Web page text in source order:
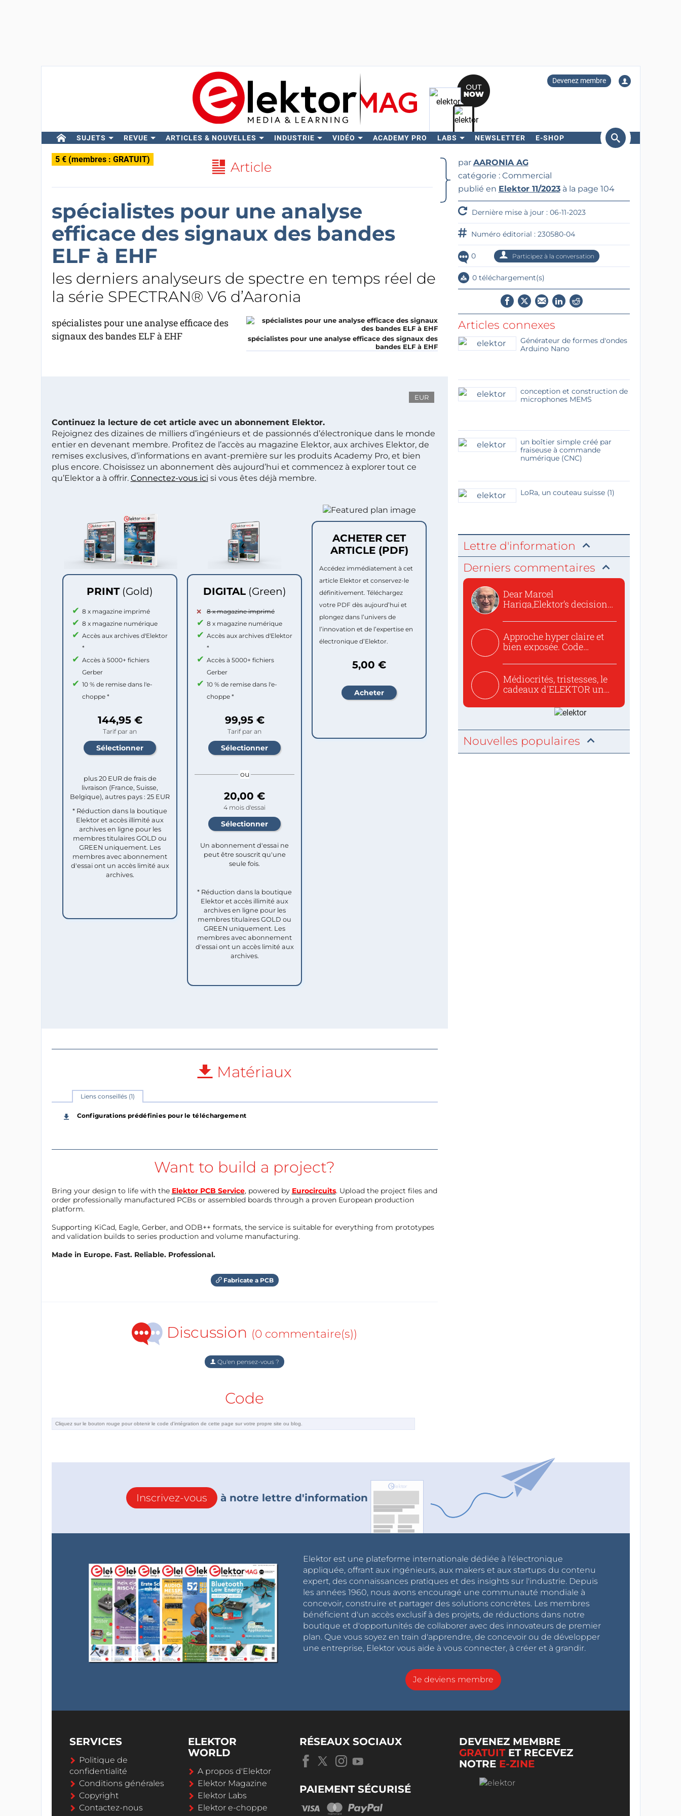
Devenez membre
SUJETS REVUE ARTICLES & NOUVELLES INDUSTRIE VIDÉO ACADEMY PRO LABS NEWSLETTER E-SHOP
Rechercher
5 € (membres : GRATUIT) Article
spécialistes pour une analyse
efficace des signaux des bandes
ELF à EHF
les derniers analyseurs de spectre en temps réel de
la série SPECTRAN® V6 d’Aaronia
spécialistes pour une analyse efficace des signaux des
bandes ELF à EHF
spécialistes pour une analyse efficace des
signaux des bandes ELF à EHF
EUR
Continuez la lecture de cet article avec un abonnement Elektor.
Rejoignez des dizaines de milliers d’ingénieurs et de passionnés d’électronique dans le monde
entier en devenant membre. Profitez de l’accès au magazine Elektor, aux archives Elektor, de
remises exclusives, d’informations en avant-première sur les produits Academy Pro, et bien
plus encore. Choisissez un abonnement dès aujourd’hui et commencez à explorer tout ce
qu’Elektor a à offrir. Connectez-vous ici si vous êtes déjà membre.
PRINT (Gold)
8 x magazine imprimé
8 x magazine numérique
Accès aux archives d'Elektor
*
Accès à 5000+ fichiers
Gerber
10 % de remise dans l'e-
choppe *
144,95 €
Tarif par an
plus 20 EUR de frais de
livraison (France, Suisse,
Belgique), autres pays : 25 EUR
* Réduction dans la boutique
Elektor et accès illimité aux
archives en ligne pour les
membres titulaires GOLD ou
GREEN uniquement. Les
membres avec abonnement
d'essai ont un accès limité aux
archives.
DIGITAL (Green)
8 x magazine imprimé
8 x magazine numérique
Accès aux archives d'Elektor
*
Accès à 5000+ fichiers
Gerber
10 % de remise dans l'e-
choppe *
99,95 €
Tarif par an
ou
20,00 €
4 mois d'essai
Un abonnement d'essai ne
peut être souscrit qu'une
seule fois.​
* Réduction dans la boutique
Elektor et accès illimité aux
archives en ligne pour les
membres titulaires GOLD ou
GREEN uniquement. Les
membres avec abonnement
d'essai ont un accès limité aux
archives.
ACHETER CET
ARTICLE (PDF)
Accédez immédiatement à cet
article Elektor et conservez-le
définitivement. Téléchargez
votre PDF dès aujourd’hui et
plongez dans l’univers de
l’innovation et de l’expertise en
électronique d’Elektor.
5,00 €
Matériaux
Liens conseillés (1)
Configurations prédéfinies pour le téléchargement
Want to build a project?
Bring your design to life with the Elektor PCB Service, powered by Eurocircuits. Upload the project files and
order professionally manufactured PCBs or assembled boards through a proven European production
platform.
Supporting KiCad, Eagle, Gerber, and ODB++ formats, the service is suitable for everything from prototypes
and validation builds to series production and volume manufacturing.
Made in Europe. Fast. Reliable. Professional.
Fabricate a PCB
Discussion (0 commentaire(s))
Qu'en pensez-vous ?
Code
par AARONIA AG
catégorie : Commercial
publié en Elektor 11/2023à la page 104
Dernière mise à jour : 06-11-2023
Numéro éditorial : 230580-04
0 Participez à la conversation
0 téléchargement(s)
Articles connexes
Générateur de formes d'ondes
Arduino Nano
conception et construction de
microphones MEMS
un boîtier simple créé par
fraiseuse à commande
numérique (CNC)
LoRa, un couteau suisse (1)
Lettre d'information
Derniers commentaires
Dear Marcel
Hariga,Elektor’s decision
Approche hyper claire et
bien exposée. Code
Médiocrités, tristesses, le
cadeaux d'ELEKTOR un
Nouvelles populaires
Inscrivez-vous à notre lettre d'information
Elektor est une plateforme internationale dédiée à l'électronique
appliquée, offrant aux ingénieurs, aux makers et aux startups du contenu
expert, des connaissances pratiques et des insights sur l'industrie. Depuis
les années 1960, nous avons encouragé une communauté mondiale à
concevoir, construire et partager des solutions concrètes. Les membres
bénéficient d'un accès exclusif à des projets, de réductions dans notre
boutique et d'opportunités de collaborer avec des innovateurs de premier
plan. Que vous soyez en train d'apprendre, de concevoir ou de développer
une entreprise, Elektor vous aide à vous connecter, à créer et à grandir.
Je deviens membre
SERVICES
Politique de
confidentialité
Conditions générales
Copyright
Contactez-nous
ELEKTOR
WORLD
A propos d'Elektor
Elektor Magazine
Elektor Labs
Elektor e-choppe
RÉSEAUX SOCIAUX
PAIEMENT SÉCURISÉ
DEVENEZ MEMBRE
GRATUITET RECEVEZ
NOTRE E-ZINE